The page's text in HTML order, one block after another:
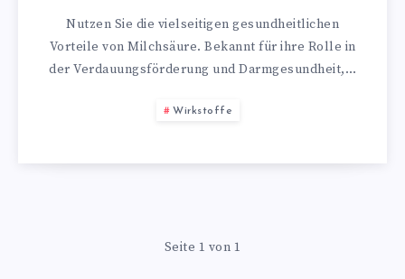
Nutzen Sie die vielseitigen gesundheitlichen
Vorteile von Milchsäure. Bekannt für ihre Rolle in
der Verdauungsförderung und Darmgesundheit,…
Wirkstoffe
Seite 1 von 1